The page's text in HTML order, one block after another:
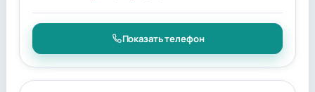
Показать телефон